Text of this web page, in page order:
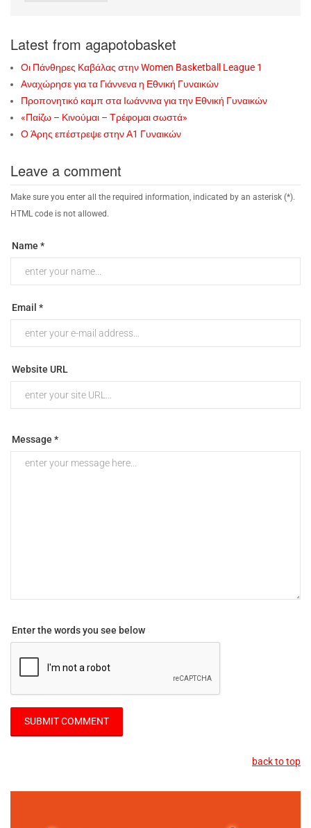
Latest from agapotobasket
Οι Πάνθηρες Καβάλας στην Women Basketball League 1
Αναχώρησε για τα Γιάννενα η Εθνική Γυναικών
Προπονητικό καμπ στα Ιωάννινα για την Εθνική Γυναικών
«Παίζω – Κινούμαι – Τρέφομαι σωστά»
Ο Άρης επέστρεψε στην Α1 Γυναικών
Leave a comment
Make sure you enter all the required information, indicated by an asterisk (*).
HTML code is not allowed.
Name *
Email *
Website URL
Message *
Enter the words you see below
back to top